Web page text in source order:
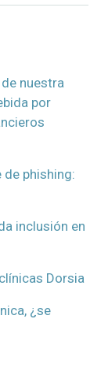
de nuestra
por
phishing:
inclusión en
Dorsia
¿se